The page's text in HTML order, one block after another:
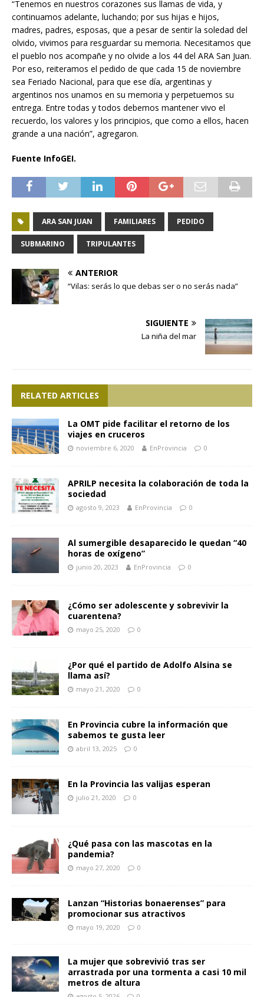
“Tenemos en nuestros corazones sus llamas de vida, y
continuamos adelante, luchando; por sus hijas e hijos,
madres, padres, esposas, que a pesar de sentir la soledad del
olvido, vivimos para resguardar su memoria. Necesitamos que
el pueblo nos acompañe y no olvide a los 44 del ARA San Juan.
Por eso, reiteramos el pedido de que cada 15 de noviembre
sea Feriado Nacional, para que ese día, argentinas y
argentinos nos unamos en su memoria y perpetuemos su
entrega. Entre todas y todos debemos mantener vivo el
recuerdo, los valores y los principios, que como a ellos, hacen
grande a una nación”, agregaron.
Fuente InfoGEI.
ARA SAN JUAN FAMILIARES PEDIDO
SUBMARINO TRIPULANTES
ANTERIOR
“Vilas: serás lo que debas ser o no serás nada”
SIGUIENTE
La niña del mar
RELATED ARTICLES
La OMT pide facilitar el retorno de los
viajes en cruceros
noviembre 6, 2020 EnProvincia 0
APRILP necesita la colaboración de toda la
sociedad
agosto 9, 2023 EnProvincia 0
Al sumergible desaparecido le quedan “40
horas de oxígeno”
junio 20, 2023 EnProvincia 0
¿Cómo ser adolescente y sobrevivir la
cuarentena?
mayo 25, 2020 0
¿Por qué el partido de Adolfo Alsina se
llama así?
mayo 21, 2020 0
En Provincia cubre la información que
sabemos te gusta leer
abril 13, 2025 0
En la Provincia las valijas esperan
julio 21, 2020 0
¿Qué pasa con las mascotas en la
pandemia?
mayo 27, 2020 0
Lanzan “Historias bonaerenses” para
promocionar sus atractivos
mayo 19, 2020 0
La mujer que sobrevivió tras ser
arrastrada por una tormenta a casi 10 mil
metros de altura